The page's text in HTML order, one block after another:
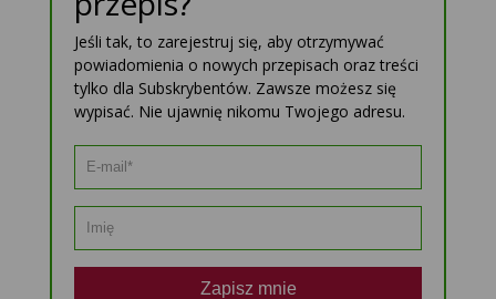
Jeśli tak, to zarejestruj się, aby otrzymywać
powiadomienia o nowych przepisach oraz treści
tylko dla Subskrybentów. Zawsze możesz się
wypisać. Nie ujawnię nikomu Twojego adresu.
Zapisz mnie